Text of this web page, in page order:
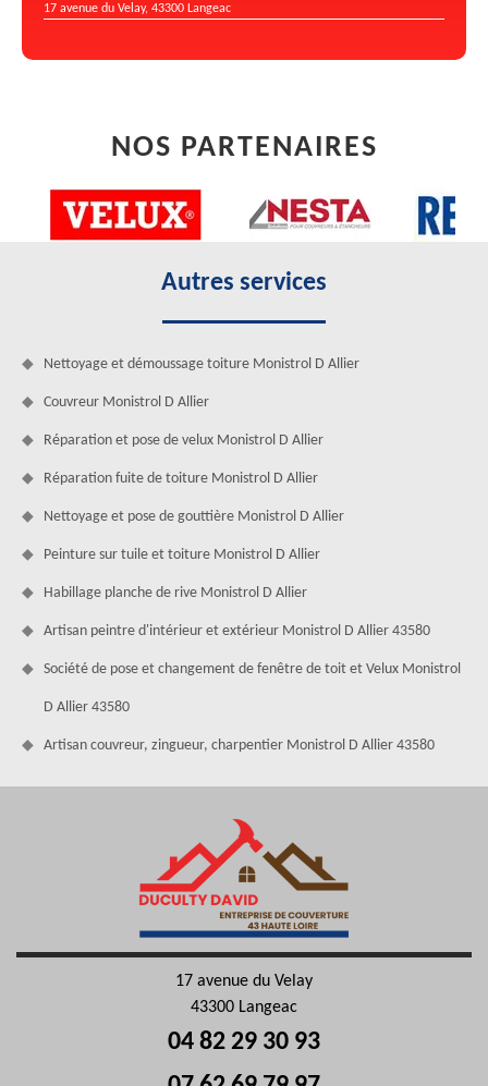
17 avenue du Velay, 43300 Langeac
NOS PARTENAIRES
Autres services
Nettoyage et démoussage toiture Monistrol D Allier
Couvreur Monistrol D Allier
Réparation et pose de velux Monistrol D Allier
Réparation fuite de toiture Monistrol D Allier
Nettoyage et pose de gouttière Monistrol D Allier
Peinture sur tuile et toiture Monistrol D Allier
Habillage planche de rive Monistrol D Allier
Artisan peintre d'intérieur et extérieur Monistrol D Allier 43580
Société de pose et changement de fenêtre de toit et Velux Monistrol
D Allier 43580
Artisan couvreur, zingueur, charpentier Monistrol D Allier 43580
17 avenue du Velay
43300 Langeac
04 82 29 30 93